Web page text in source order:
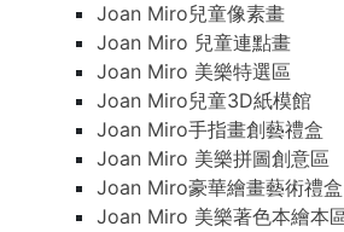
Joan Miro兒童像素畫
Joan Miro 兒童連點畫
Joan Miro 美樂特選區
Joan Miro兒童3D紙模館
Joan Miro手指畫創藝禮盒
Joan Miro 美樂拼圖創意區
Joan Miro豪華繪畫藝術禮盒
Joan Miro 美樂著色本繪本